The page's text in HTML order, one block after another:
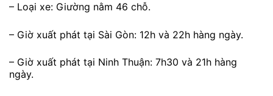
– Loại xe: Giường nằm 46 chỗ.
– Giờ xuất phát tại Sài Gòn: 12h và 22h hàng ngày.
– Giờ xuất phát tại Ninh Thuận: 7h30 và 21h hàng
ngày.